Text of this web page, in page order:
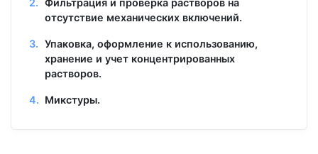
Фильтрация и проверка растворов на
отсутствие механических включений.
Упаковка, оформление к использованию,
хранение и учет концентрированных
растворов.
Микстуры.